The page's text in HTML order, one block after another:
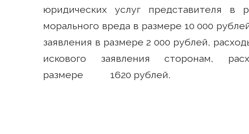
юридических услуг представителя в
морального вреда в размере 10 000
заявления в размере 2 000 рублей,
искового заявления сторонам,
размере 1620 рублей.